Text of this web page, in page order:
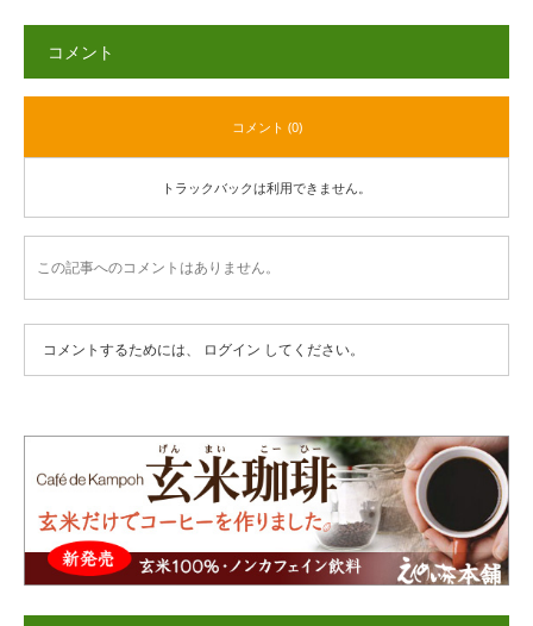
コメント
コメント (0)
トラックバックは利用できません。
この記事へのコメントはありません。
コメントするためには、 ログイン してください。